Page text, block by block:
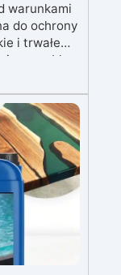
warunkami
do ochrony
i trwałe
meble,
doskonała
Wysoka
łatwa do
i
do
szklanego i
2:1)